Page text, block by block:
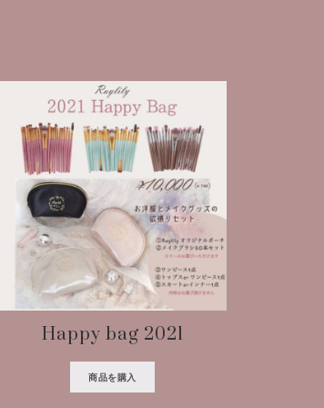
Happy bag 2021
商品を購入